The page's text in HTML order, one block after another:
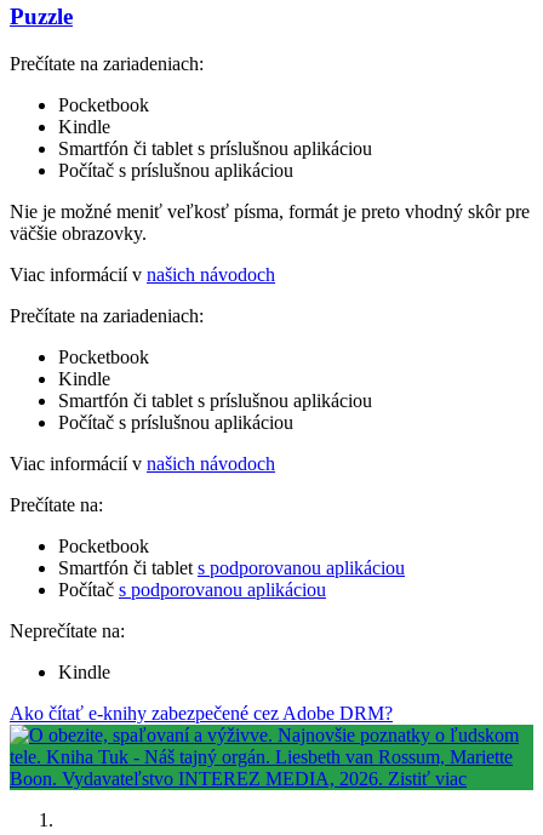
Puzzle
Prečítate na zariadeniach:
Pocketbook
Kindle
Smartfón či tablet s príslušnou aplikáciou
Počítač s príslušnou aplikáciou
Nie je možné meniť veľkosť písma, formát je preto vhodný skôr pre
väčšie obrazovky.
Viac informácií v našich návodoch
Prečítate na zariadeniach:
Pocketbook
Kindle
Smartfón či tablet s príslušnou aplikáciou
Počítač s príslušnou aplikáciou
Viac informácií v našich návodoch
Prečítate na:
Pocketbook
Smartfón či tablet s podporovanou aplikáciou
Počítač s podporovanou aplikáciou
Neprečítate na:
Kindle
Ako čítať e-knihy zabezpečené cez Adobe DRM?